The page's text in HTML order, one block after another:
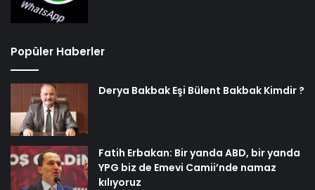
Popüler Haberler
Derya Bakbak Eşi Bülent Bakbak Kimdir ?
Fatih Erbakan: Bir yanda ABD, bir yanda
YPG biz de Emevi Camii’nde namaz
kılıyoruz